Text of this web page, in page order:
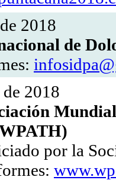
2018
de
2018
por la